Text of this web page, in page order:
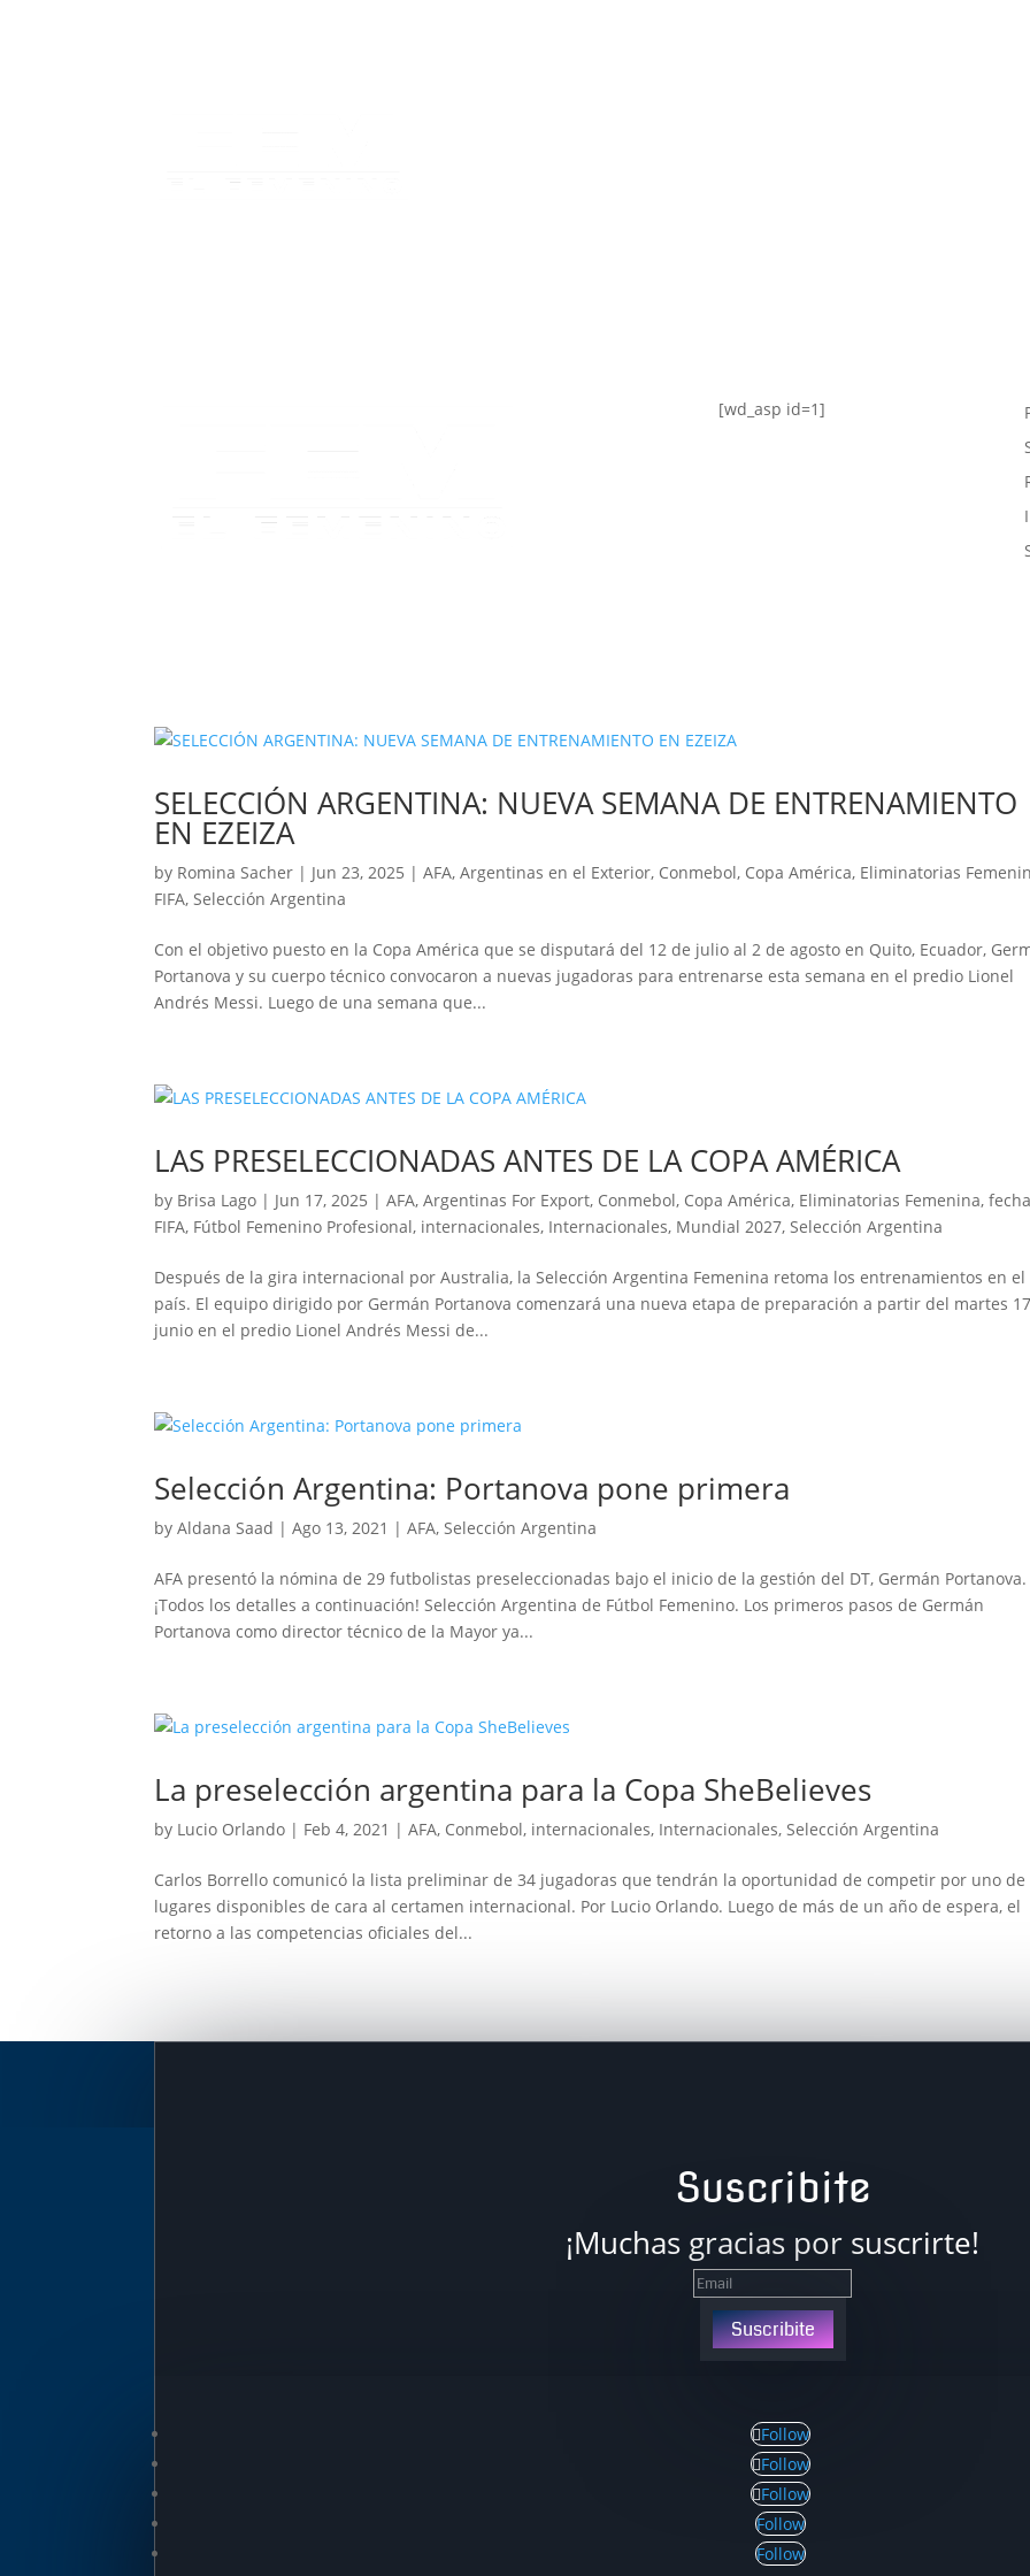
[wd_asp id=1]
SELECCIÓN ARGENTINA: NUEVA SEMANA DE ENTRENAMIENTO
EN EZEIZA
by Romina Sacher | Jun 23, 2025 |AFA,Argentinas en el Exterior, Conmebol, Copa América, Eliminatorias
FIFA,Selección Argentina
Con el objetivo puesto en la Copa América que se disputará del 12 de julio al 2 de agosto en Quito, Ecuador,
Portanova y su cuerpo técnico convocaron a nuevas jugadoras para entrenarse esta semana en el predio Lionel
Andrés Messi. Luego de una semana que...
LAS PRESELECCIONADAS ANTES DE LA COPA AMÉRICA
by Brisa Lago | Jun 17, 2025 |AFA,Argentinas For Export, Conmebol, Copa América, Eliminatorias Femenina,
FIFA, Fútbol Femenino Profesional, internacionales, Internacionales, Mundial 2027,Selección Argentina
Después de la gira internacional por Australia, la Selección Argentina Femenina retoma los entrenamientos en el
país. El equipo dirigido por Germán Portanova comenzará una nueva etapa de preparación a partir del martes
junio en el predio Lionel Andrés Messi de...
Selección Argentina: Portanova pone primera
byAldana Saad |Ago 13, 2021 |AFA,Selección Argentina
AFA presentó la nómina de 29 futbolistas preseleccionadas bajo el inicio de la gestión del DT, Germán Portanova.
¡Todos los detalles a continuación! Selección Argentina de Fútbol Femenino. Los primeros pasos de Germán
Portanova como director técnico de la Mayor ya...
La preselección argentina para la Copa SheBelieves
by Lucio Orlando | Feb 4, 2021 |AFA, Conmebol, internacionales, Internacionales,Selección Argentina
Carlos Borrello comunicó la lista preliminar de 34 jugadoras que tendrán la oportunidad de competir por uno de
lugares disponibles de cara al certamen internacional. Por Lucio Orlando. Luego de más de un año de espera, el
retorno a las competencias oficiales del...
Suscribite
¡Muchas gracias por suscrirte!
Suscribite
Follow
Follow
Follow
Follow
Follow